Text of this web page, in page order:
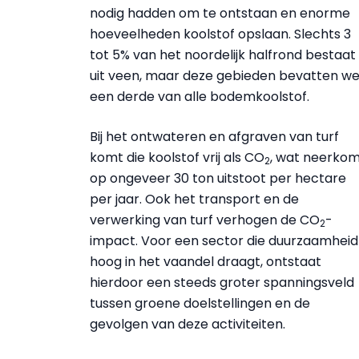
nodig hadden om te ontstaan en enorme
hoeveelheden koolstof opslaan. Slechts 3
tot 5% van het noordelijk halfrond bestaat
uit veen, maar deze gebieden bevatten
een derde van alle bodemkoolstof.
Bij het ontwateren en afgraven van turf
komt die koolstof vrij als CO2, wat
op ongeveer 30 ton uitstoot per hectare
per jaar. Ook het transport en de
verwerking van turf verhogen de CO2-
impact. Voor een sector die duurzaamheid
hoog in het vaandel draagt, ontstaat
hierdoor een steeds groter spanningsveld
tussen groene doelstellingen en de
gevolgen van deze activiteiten.